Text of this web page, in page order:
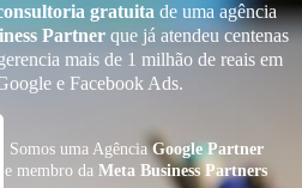
gratuita de uma agência
Partner que já atendeu centenas
mais de 1 milhão de reais em
e Facebook Ads.
Somos uma AgênciaGoogle Partner
e membro daMeta Business Partners